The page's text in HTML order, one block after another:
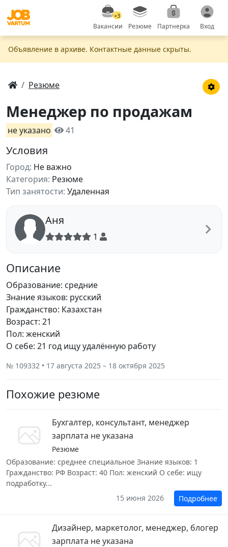
+3
Вакансии Резюме Партнерка Вход
Объявление в apxивe. Контактные данные скрыты.
Резюме
Менеджер по продажам
не указано 41
Условия
Город: Не важно
Категория: Резюме
Тип занятости: Удаленная
Аня
1
Описание
Образование: средние
Знание языков: русский
Гражданство: Казахстан
Возраст: 21
Пол: женский
О себе: 21 год ищу удалённую работу
№ 109332 • 17 августа 2025 – 18 октября 2025
Похожие резюме
Бухгалтер, консультант, менеджер
зарплата не указана
Резюме
Образование: среднее специальное Знание языков: 1
Гражданство: РФ Возраст: 40 Пол: женский О себе: ищу
подработку...
15 июня 2026
Подробнее
Дизайнер, маркетолог, менеджер, блогер
зарплата не указана